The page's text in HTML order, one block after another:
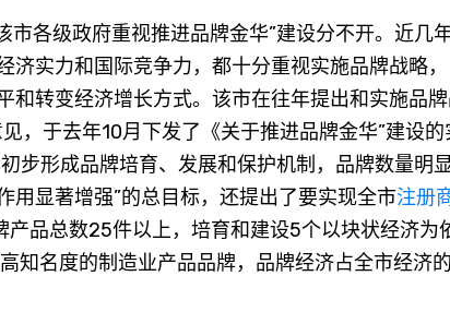
各级政府重视推进品牌金华”建设分不开。近几
济实力和国际竞争力，都十分重视实施品牌战略
和转变经济增长方式。该市在往年提出和实施品
，于去年10月下发了《关于推进品牌金华”建设
步形成品牌培育、发展和保护机制，品牌数量明
用显著增强”的总目标，还提出了要实现全市注册
产品总数25件以上，培育和建设5个以块状经济为
知名度的制造业产品品牌，品牌经济占全市经济